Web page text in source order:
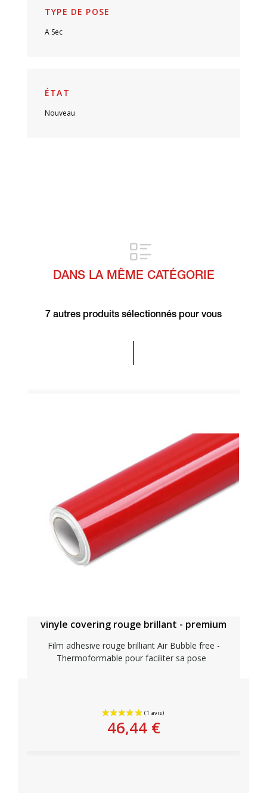
TYPE DE POSE
A Sec
ÉTAT
Nouveau
DANS LA MÊME CATÉGORIE
7 autres produits sélectionnés pour vous
Personnaliser
vinyle covering rouge brillant - premium
Film adhesive rouge brilliant Air Bubble free -
Thermoformable pour faciliter sa pose
46,44 €